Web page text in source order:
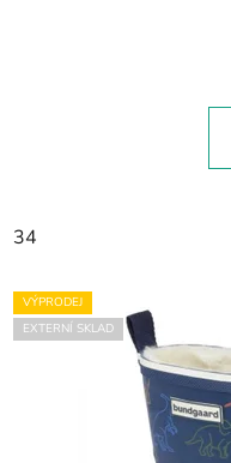
34
VÝPRODEJ
EXTERNÍ SKLAD